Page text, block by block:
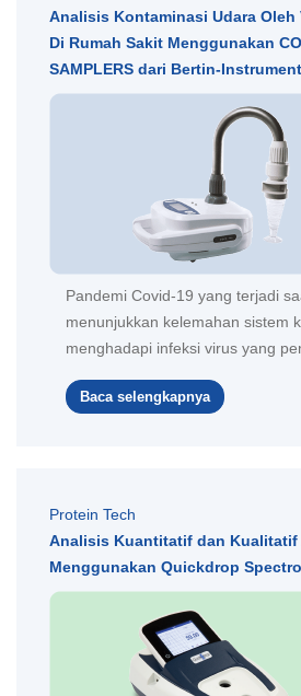
Analisis Kontaminasi Udara Oleh
Di Rumah Sakit Menggunakan
SAMPLERS dari Bertin-
Pandemi Covid-19 yang terjadi
menunjukkan kelemahan sistem
menghadapi infeksi virus yang
Baca selengkapnya
Protein Tech
Analisis Kuantitatif dan Kualitatif
Menggunakan Quickdrop